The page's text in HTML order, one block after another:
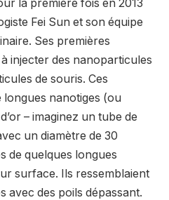
la première fois en 2013
Fei Sun et son équipe
Ses premières
injecter des nanoparticules
de souris. Ces
nanotiges (ou
– imaginez un tube de
un diamètre de 30
de quelques longues
surface. Ils ressemblaient
avec des poils dépassant.